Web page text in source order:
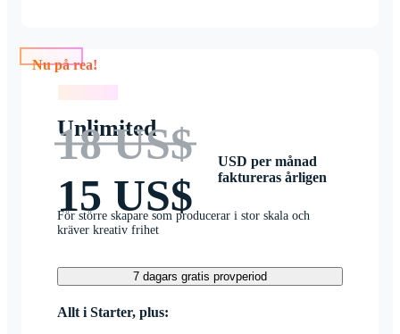
Nu på rea!
Unlimited
18 US$
15 US$
USD per månad
faktureras årligen
För större skapare som producerar i stor skala och
kräver kreativ frihet
7 dagars gratis provperiod
Allt i Starter, plus: